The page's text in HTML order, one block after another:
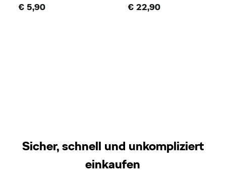
€ 5,90
€ 22,90
Sicher, schnell und unkompliziert
einkaufen